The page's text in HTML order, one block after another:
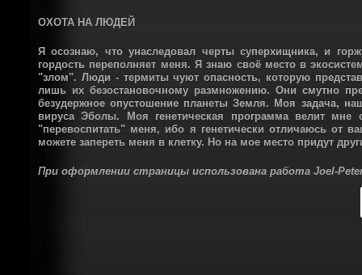
ОХОТА НА ЛЮДЕЙ
Я осознаю, что унаследовал черты суперхищника, и
гордость переполняет меня. Я знаю своё место в
"злом". Люди - термиты чуют опасность, которую
лишь их безостановочному размножению. Они смутно
безудержное опустошение планеты Земля. Моя задача,
вируса Эболы. Моя генетическая программа велит мне
"перевоспитать" меня, ибо я генетически отличаюсь
можете запереть меня в клетку. Но на мое место придут
При оформлении страницы использована работа Joel-